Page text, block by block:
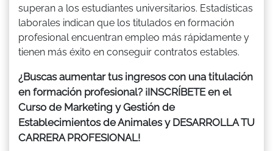
superan a los estudiantes universitarios. Estadísticas
laborales indican que los titulados en formación
profesional encuentran empleo más rápidamente y
tienen más éxito en conseguir contratos estables.
¿Buscas aumentar tus ingresos con una titulación
en formación profesional? ¡INSCRÍBETE en el
Curso de Marketing y Gestión de
Establecimientos de Animales y DESARROLLA TU
CARRERA PROFESIONAL!